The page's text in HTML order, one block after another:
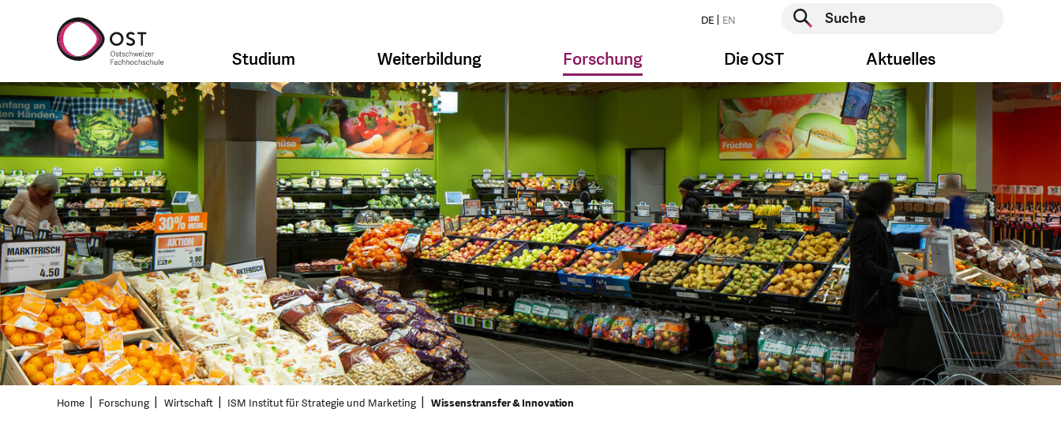
DE EN
Suche starten
Studium Weiterbildung Forschung Die OST Aktuelles
Home Forschung Wirtschaft ISM Institut für Strategie und Marketing Wissenstransfer & Innovation